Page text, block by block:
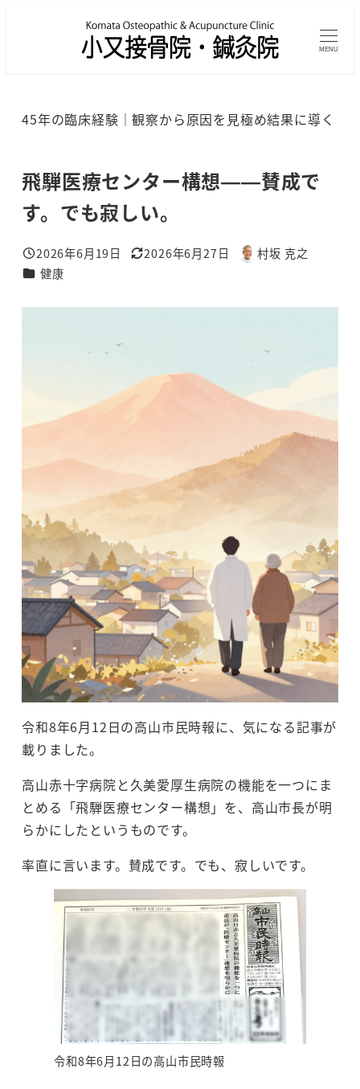
MENU
45年の臨床経験｜観察から原因を見極め結果に導く
飛騨医療センター構想——賛成で
す。でも寂しい。
投稿日
2026年6月19日
更新日
2026年6月27日
著
村坂 克之
カテゴリー
健康
令和8年6月12日の高山市民時報に、気になる記事が
載りました。
高山赤十字病院と久美愛厚生病院の機能を一つにま
とめる「飛騨医療センター構想」を、高山市長が明
らかにしたというものです。
率直に言います。賛成です。でも、寂しいです。
令和8年6月12日の高山市民時報